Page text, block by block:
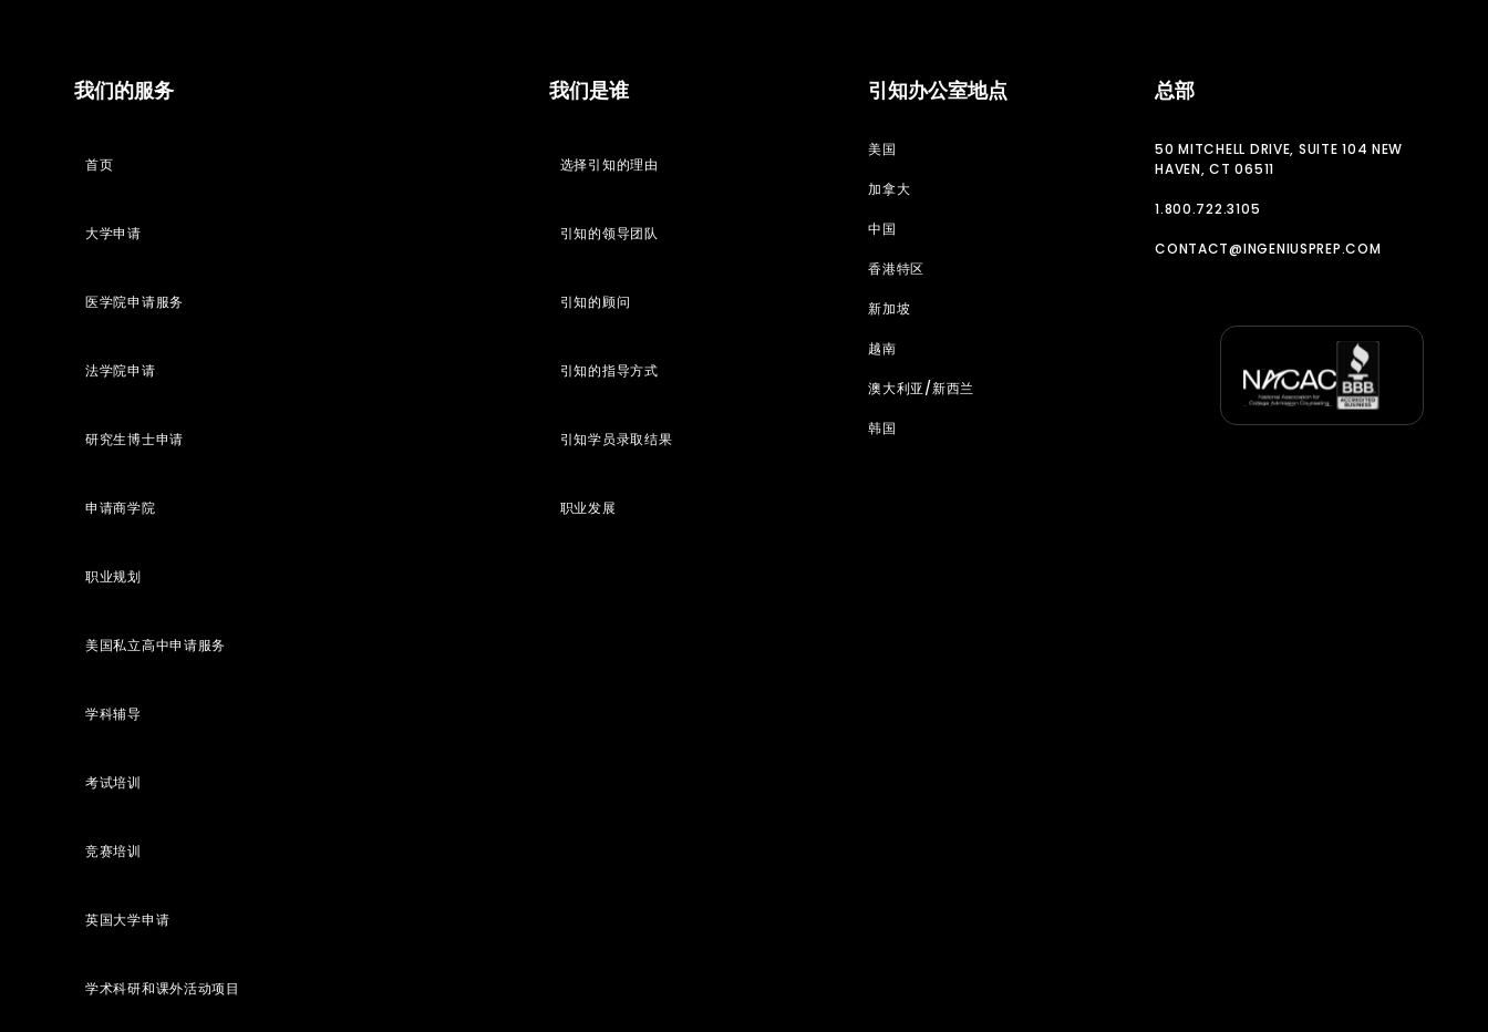
我们的服务
首页
大学申请
医学院申请服务
法学院申请
研究生博士申请
申请商学院
职业规划
美国私立高中申请服务
学科辅导
考试培训
竞赛培训
英国大学申请
学术科研和课外活动项目
我们是谁
选择引知的理由
引知的领导团队
引知的顾问
引知的指导方式
引知学员录取结果
职业发展
引知办公室地点
美国
加拿大
中国
香港特区
新加坡
越南
澳大利亚/新西兰
韩国
总部
50 MITCHELL DRIVE, SUITE 104 NEW
HAVEN, CT 06511
1.800.722.3105
CONTACT@INGENIUSPREP.COM